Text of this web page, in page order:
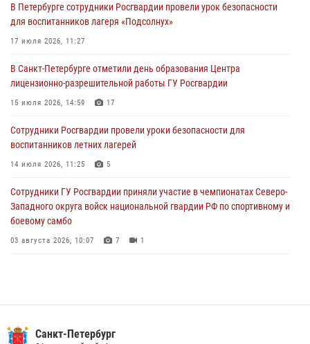
Сотрудники и военнослужащие Росгвардии обеспечили
правопорядок при проведении матча "Зенит" - "Балтика"
06 августа 2026, 07:30
В Выборгском районе наряд Росгвардии обнаружил
разыскиваемый преступный автотранспорт
05 августа 2026, 12:25 2
Петербургские росгвардейцы обнаружили объявленный в розыск
автомобиль, ранее использовавшийся при совершении кражи в
Ленобласти
В Петербурге сотрудники Росгвардии провели урок безопасности
для воспитанников лагеря «Подсолнух»
17 июля 2026, 11:27
В Санкт-Петербурге отметили день образования Центра
лицензионно-разрешительной работы ГУ Росгвардии
15 июля 2026, 14:59 17
Сотрудники Росгвардии провели уроки безопасности для
воспитанников летних лагерей
14 июля 2026, 11:25 5
Сотрудники ГУ Росгвардии приняли участие в чемпионатах Северо-
Западного округа войск национальной гвардии РФ по спортивному и
боевому самбо
03 августа 2026, 10:07 7 1
В Красногвардейском районе росгвардейцы задержали хулигана,
Санкт-Петербург